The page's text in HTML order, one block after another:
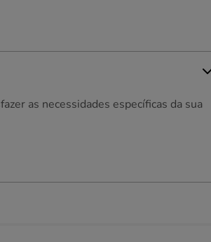
as necessidades específicas da sua